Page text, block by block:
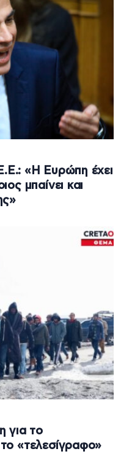
«Η Ευρώπη έχει
μπαίνει και
για το
«τελεσίγραφο»